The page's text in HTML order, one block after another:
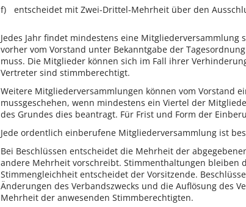
entscheidet mit Zwei-Drittel-Mehrheit über den
Jedes Jahr findet mindestens eine Mitgliederversammlung
vorher vom Vorstand unter Bekanntgabe der
muss. Die Mitglieder können sich im Fall ihrer
Vertreter sind stimmberechtigt.
Weitere Mitgliederversammlungen können vom Vorstand
mussgeschehen, wenn mindestens ein Viertel der
des Grundes dies beantragt. Für Frist und Form der
Jede ordentlich einberufene Mitgliederversammlung ist
Bei Beschlüssen entscheidet die Mehrheit der
andere Mehrheit vorschreibt. Stimmenthaltungen bleiben
Stimmengleichheit entscheidet der Vorsitzende.
Änderungen des Verbandszwecks und die Auflösung des
Mehrheit der anwesenden Stimmberechtigten.